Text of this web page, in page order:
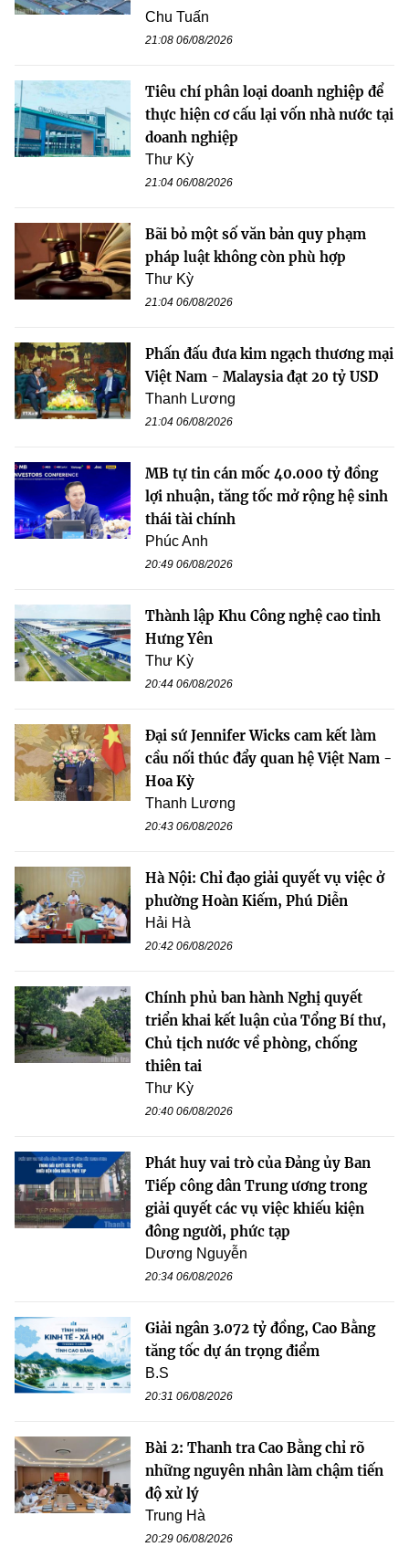
Chu Tuấn
21:08 06/08/2026
Tiêu chí phân loại doanh nghiệp để
thực hiện cơ cấu lại vốn nhà nước tại
doanh nghiệp
Thư Kỳ
21:04 06/08/2026
Bãi bỏ một số văn bản quy phạm
pháp luật không còn phù hợp
Thư Kỳ
21:04 06/08/2026
Phấn đấu đưa kim ngạch thương mại
Việt Nam - Malaysia đạt 20 tỷ USD
Thanh Lương
21:04 06/08/2026
MB tự tin cán mốc 40.000 tỷ đồng
lợi nhuận, tăng tốc mở rộng hệ sinh
thái tài chính
Phúc Anh
20:49 06/08/2026
Thành lập Khu Công nghệ cao tỉnh
Hưng Yên
Thư Kỳ
20:44 06/08/2026
Đại sứ Jennifer Wicks cam kết làm
cầu nối thúc đẩy quan hệ Việt Nam -
Hoa Kỳ
Thanh Lương
20:43 06/08/2026
Hà Nội: Chỉ đạo giải quyết vụ việc ở
phường Hoàn Kiếm, Phú Diễn
Hải Hà
20:42 06/08/2026
Chính phủ ban hành Nghị quyết
triển khai kết luận của Tổng Bí thư,
Chủ tịch nước về phòng, chống
thiên tai
Thư Kỳ
20:40 06/08/2026
Phát huy vai trò của Đảng ủy Ban
Tiếp công dân Trung ương trong
giải quyết các vụ việc khiếu kiện
đông người, phức tạp
Dương Nguyễn
20:34 06/08/2026
Giải ngân 3.072 tỷ đồng, Cao Bằng
tăng tốc dự án trọng điểm
B.S
20:31 06/08/2026
Bài 2: Thanh tra Cao Bằng chỉ rõ
những nguyên nhân làm chậm tiến
độ xử lý
Trung Hà
20:29 06/08/2026